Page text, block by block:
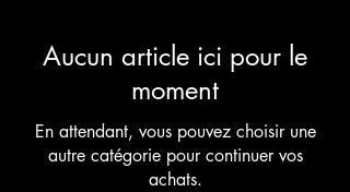
Aucun article ici pour le
moment
En attendant, vous pouvez choisir une
autre catégorie pour continuer vos
achats.